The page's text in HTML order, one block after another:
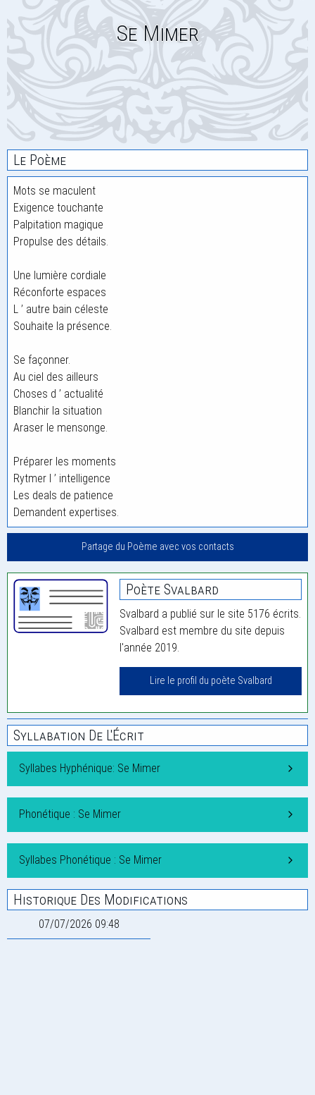
Se Mimer
Le Poème
Mots se maculent
Exigence touchante
Palpitation magique
Propulse des détails.
Une lumière cordiale
Réconforte espaces
L ’ autre bain céleste
Souhaite la présence.
Se façonner.
Au ciel des ailleurs
Choses d ’ actualité
Blanchir la situation
Araser le mensonge.
Préparer les moments
Rytmer l ’ intelligence
Les deals de patience
Demandent expertises.
Partage du Poème avec vos contacts
Poète Svalbard
Svalbard a publié sur le site 5176 écrits.
Svalbard est membre du site depuis
l'année 2019.
Lire le profil du poète Svalbard
Syllabation De L'Écrit
Syllabes Hyphénique: Se Mimer
Phonétique : Se Mimer
Syllabes Phonétique : Se Mimer
Historique Des Modifications
07/07/2026 09:48